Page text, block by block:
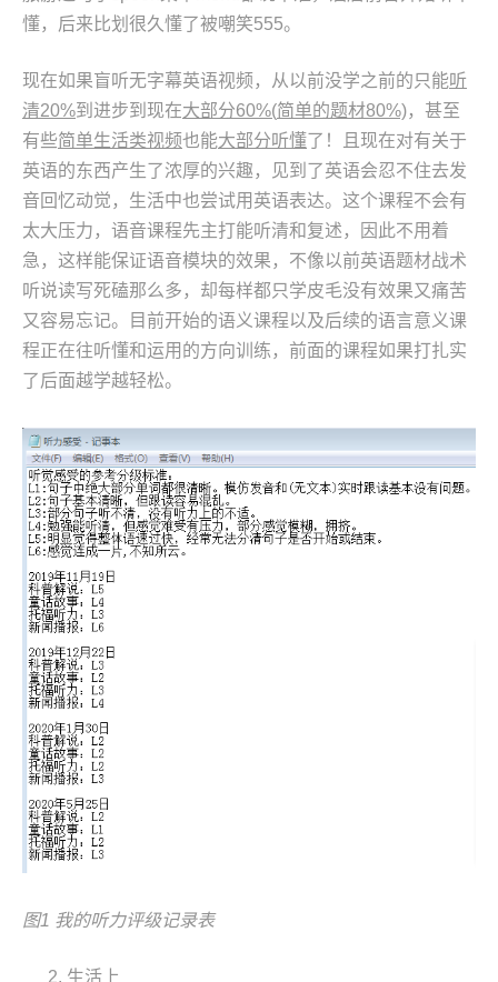
懂，后来比划很久懂了被嘲笑555。
现在如果盲听无字幕英语视频，从以前没学之前的只能听
清20%到进步到现在大部分60%(简单的题材80%)，甚至
有些简单生活类视频也能大部分听懂了！且现在对有关于
英语的东西产生了浓厚的兴趣，见到了英语会忍不住去发
音回忆动觉，生活中也尝试用英语表达。这个课程不会有
太大压力，语音课程先主打能听清和复述，因此不用着
急，这样能保证语音模块的效果，不像以前英语题材战术
听说读写死磕那么多，却每样都只学皮毛没有效果又痛苦
又容易忘记。目前开始的语义课程以及后续的语言意义课
程正在往听懂和运用的方向训练，前面的课程如果打扎实
了后面越学越轻松。
图1 我的听力评级记录表
生活上